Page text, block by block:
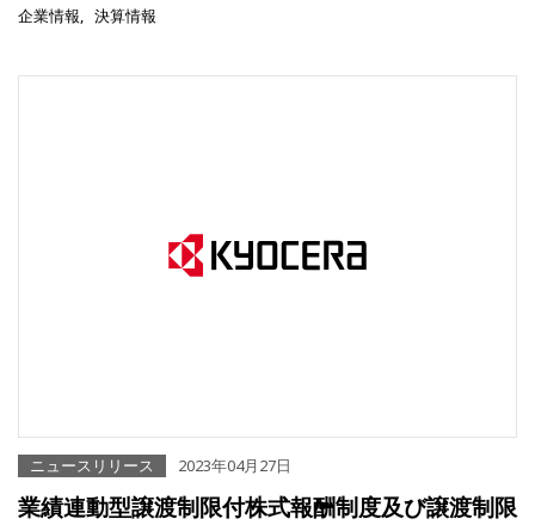
企業情報 決算情報
ニュースリリース 2023年04月27日
業績連動型譲渡制限付株式報酬制度及び譲渡制限